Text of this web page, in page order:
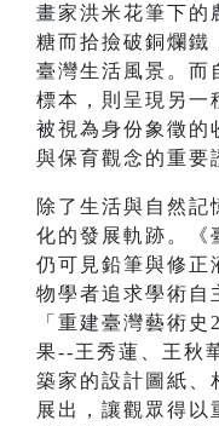
畫家洪米花筆下的
糖而拾撿破銅爛鐵
臺灣生活風景。而
標本，則呈現另
被視為身份象徵的
與保育觀念的重要
除了生活與自然記
化的發展軌跡。《
仍可見鉛筆與修正
物學者追求學術自
「重建臺灣藝術
果--王秀蓮、王秋
築家的設計圖紙、
展出，讓觀眾得以